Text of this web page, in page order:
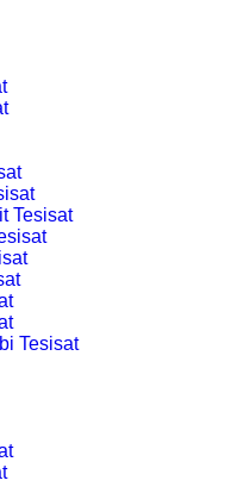
Tesisat
Tesisat